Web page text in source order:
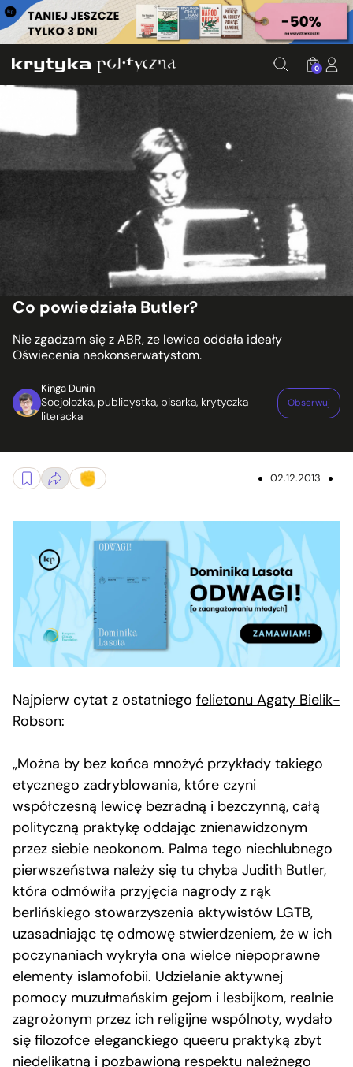
0
Co powiedziała Butler?
Nie zgadzam się z ABR, że lewica oddała ideały
Oświecenia neokonserwatystom.
Kinga Dunin
Socjolożka, publicystka, pisarka, krytyczka
literacka
Obserwuj
02.12.2013
Najpierw cytat z ostatniego felietonu Agaty Bielik-
Robson:
„Można by bez końca mnożyć przykłady takiego
etycznego zadryblowania, które czyni
współczesną lewicę bezradną i bezczynną, całą
polityczną praktykę oddając znienawidzonym
przez siebie neokonom. Palma tego niechlubnego
pierwszeństwa należy się tu chyba Judith Butler,
która odmówiła przyjęcia nagrody z rąk
berlińskiego stowarzyszenia aktywistów LGTB,
uzasadniając tę odmowę stwierdzeniem, że w ich
poczynaniach wykryła ona wielce niepoprawne
elementy islamofobii. Udzielanie aktywnej
pomocy muzułmańskim gejom i lesbijkom, realnie
zagrożonym przez ich religijne wspólnoty, wydało
się filozofce eleganckiego queeru praktyką zbyt
niedelikatną i pozbawioną respektu należnego